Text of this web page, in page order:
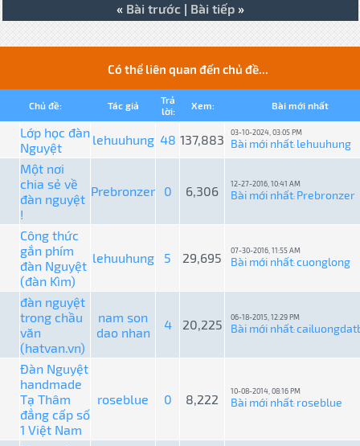
« Bài trước| Bài tiếp»
Có thể liên quan đến chủ đề...
Chủ đề: Tác giả
Trả
lời:
Xem: Bài mới nhất
Lớp học đàn
Nguyệt
lehuuhung 48 137,883 03-10-2024, 03:05 PM
Bài mới nhất: lehuuhung
Một nơi
chia sẻ về
đàn nguyệt
!
Prebronzer 0 6,306 12-27-2016, 10:41 AM
Bài mới nhất: Prebronzer
Công thức
gắn phím
đàn Nguyệt
(đàn Kìm)
lehuuhung 5 29,695 07-30-2016, 11:55 AM
Bài mới nhất:cuonglong
đàn nguyệt
trong chầu
văn
(hatvan.vn)
nam son
dao nhan
4 20,225 06-18-2015, 12:29 PM
Bài mới nhất:
Đàn Nguyệt
handmade
Tạ Thâm
đẳng cấp số
1 Việt Nam
roseblue 0 8,222
10-08-2014, 08:16 PM
Bài mới nhất: roseblue